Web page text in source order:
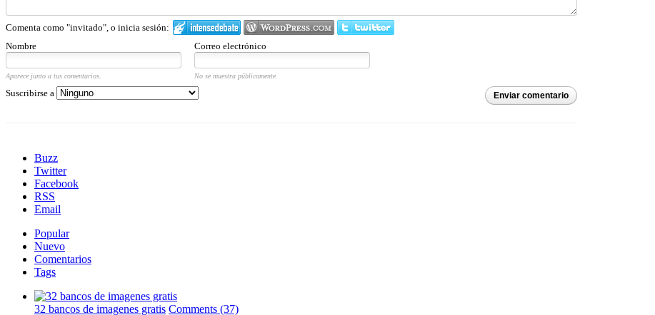
Comenta como "invitado", o inicia sesión:
Nombre
Correo electrónico
Aparece junto a tus comentarios. No se muestra públicamente.
Enviar comentario
Suscribirse a
Buzz
Twitter
Facebook
RSS
Email
Popular
Nuevo
Comentarios
Tags
32 bancos de imagenes gratis Comments (37)